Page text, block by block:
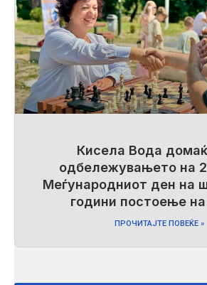
Кисела Вода
одбележувањето на
Меѓународниот ден на
години постоење
ПРОЧИТАЈТЕ ПОВЕЌЕ »